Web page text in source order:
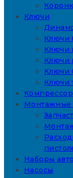
Ключи
Ключи
Ключи
Ключи
Ключи
Ключи
Монтажные
Наборы
Насосы